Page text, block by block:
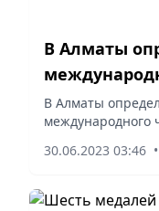
В Алматы
«International
В Алматы
международного
30.06.2023 03:46 •